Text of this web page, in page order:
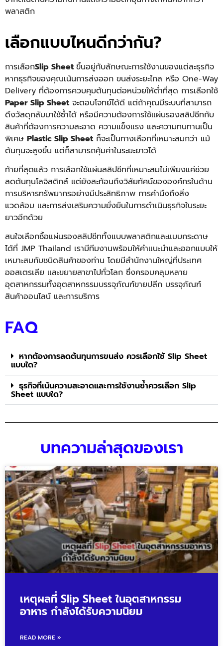
พลาสติก
เลือกแบบไหนดีกว่ากัน?
การเลือกSlip Sheet ขึ้นอยู่กับลักษณะการใช้งานของแต่ละธุรกิจ
หากธุรกิจของคุณเน้นการส่งออก ขนส่งระยะไกล หรือ One-Way
Delivery ที่ต้องการควบคุมต้นทุนต่อหน่วยให้ต่ำที่สุด การเลือกใช้
Paper Slip Sheet จะตอบโจทย์ได้ดี แต่ถ้าคุณมีระบบที่สามารถ
ดึงวัสดุกลับมาใช้ซ้ำได้ หรือมีความต้องการใช้แผ่นรองสลิปชีทกับ
สินค้าที่ต้องการความสะอาด ความแข็งแรง และความทนทานเป็น
พิเศษ Plastic Slip Sheet ก็จะเป็นทางเลือกที่เหมาะสมกว่า แม้
ต้นทุนจะสูงขึ้น แต่ก็สามารถคุ้มค่าในระยะยาวได้
ท้ายที่สุดแล้ว การเลือกใช้แผ่นสลิปชีทที่เหมาะสมไม่เพียงแค่ช่วย
ลดต้นทุนโลจิสติกส์ แต่ยังสะท้อนถึงวิสัยทัศน์ขององค์กรในด้าน
การบริหารทรัพยากรอย่างมีประสิทธิภาพ การคำนึงถึงสิ่ง
แวดล้อม และการส่งเสริมความยั่งยืนในการดำเนินธุรกิจในระยะ
ยาวอีกด้วย
สนใจเลือกซื้อแผ่นรองสลิปชีททั้งแบบพลาสติกและแบบกระดาษ
ได้ที่ JMP Thailand เรามีทีมงานพร้อมให้คำแนะนำและออกแบบให้
เหมาะสมกับชนิดสินค้าของท่าน โดยมีสำนักงานใหญ่ที่ประเทศ
ออสเตรเลีย และขยายสาขาไปทั่วโลก ซึ่งครอบคลุมหลาย
อุตสาหกรรมทั้งอุตสาหกรรมบรรจุภัณฑ์ขายปลีก บรรจุภัณฑ์
สินค้าออนไลน์ และการบริการ
FAQ
หากต้องการลดต้นทุนการขนส่ง ควรเลือกใช้ Slip Sheet
แบบใด?
ธุรกิจที่เน้นความสะอาดและการใช้งานซ้ำควรเลือก Slip
Sheet แบบใด?
บทความล่าสุดของเรา
เหตุผลที่ Slip Sheet ในอุตสาหกรรม
อาหาร กำลังได้รับความนิยม
READ MORE »